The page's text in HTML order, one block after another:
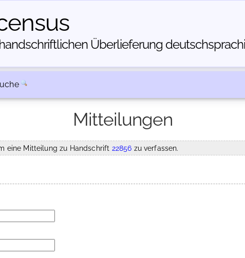
Über­lieferung
Mitteilungen
eine Mitteilung zu Handschrift 22856 zu verfassen.